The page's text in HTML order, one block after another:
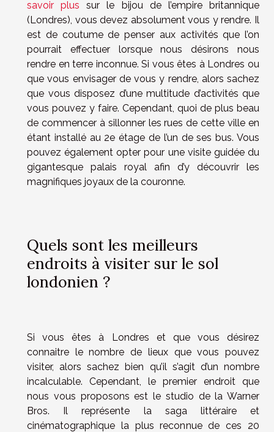
savoir plus sur le bijou de l’empire britannique
(Londres), vous devez absolument vous y rendre. Il
est de coutume de penser aux activités que l’on
pourrait effectuer lorsque nous désirons nous
rendre en terre inconnue. Si vous êtes à Londres ou
que vous envisager de vous y rendre, alors sachez
que vous disposez d’une multitude d’activités que
vous pouvez y faire. Cependant, quoi de plus beau
de commencer à sillonner les rues de cette ville en
étant installé au 2e étage de l’un de ses bus. Vous
pouvez également opter pour une visite guidée du
gigantesque palais royal afin d’y découvrir les
magnifiques joyaux de la couronne.
Quels sont les meilleurs
endroits à visiter sur le sol
londonien ?
Si vous êtes à Londres et que vous désirez
connaitre le nombre de lieux que vous pouvez
visiter, alors sachez bien qu’il s’agit d’un nombre
incalculable. Cependant, le premier endroit que
nous vous proposons est le studio de la Warner
Bros. Il représente la saga littéraire et
cinématographique la plus reconnue de ces 20